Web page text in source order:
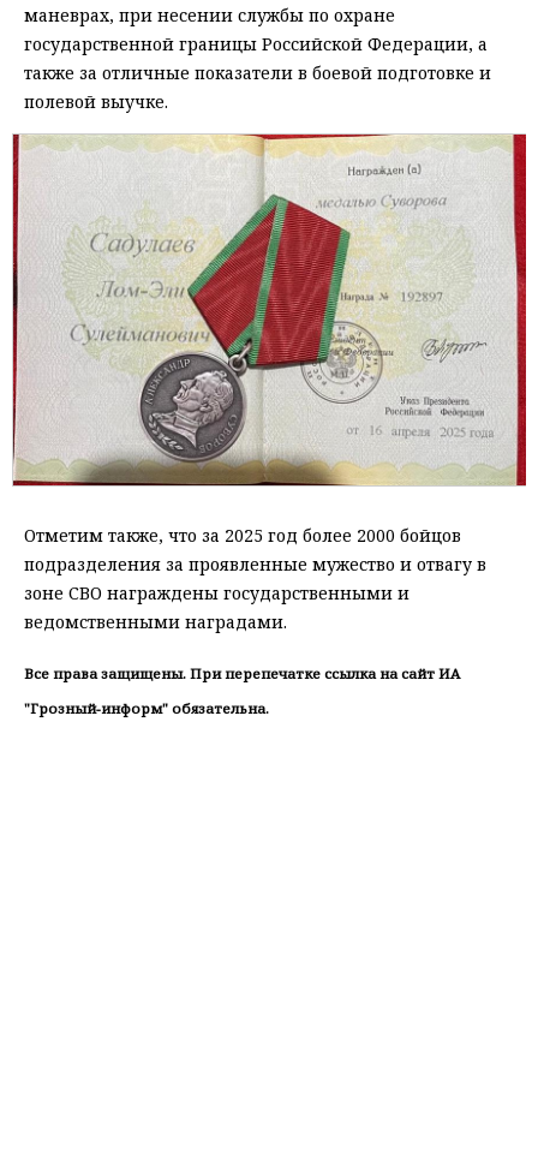
маневрах, при несении службы по охране
государственной границы Российской Федерации, а
также за отличные показатели в боевой подготовке и
полевой выучке.
Отметим также, что за 2025 год более 2000 бойцов
подразделения за проявленные мужество и отвагу в
зоне СВО награждены государственными и
ведомственными наградами.
Все права защищены. При перепечатке ссылка на сайт ИА
"Грозный-информ" обязательна.